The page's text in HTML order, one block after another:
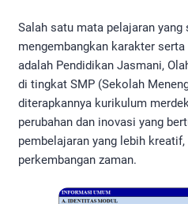
Salah satu mata pelajaran yang
mengembangkan karakter
adalah Pendidikan Jasmani,
di tingkat SMP (Sekolah
diterapkannya kurikulum
perubahan dan inovasi yang
pembelajaran yang lebih
perkembangan zaman.